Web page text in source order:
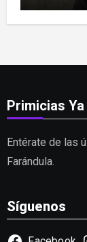
Primicias Ya
Entérate de las
Farándula.
Síguenos